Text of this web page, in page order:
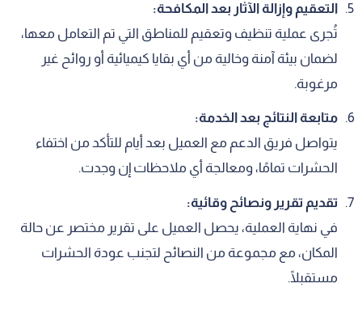
التعقيم وإزالة الآثار بعد المكافحة:
تُجرى عملية تنظيف وتعقيم للمناطق التي تم التعامل معها،
لضمان بيئة آمنة وخالية من أي بقايا كيميائية أو روائح غير
مرغوبة.
متابعة النتائج بعد الخدمة:
يتواصل فريق الدعم مع العميل بعد أيام للتأكد من اختفاء
الحشرات تمامًا، ومعالجة أي ملاحظات إن وجدت.
تقديم تقرير ونصائح وقائية:
في نهاية العملية، يحصل العميل على تقرير مختصر عن حالة
المكان، مع مجموعة من النصائح لتجنب عودة الحشرات
مستقبلًا.